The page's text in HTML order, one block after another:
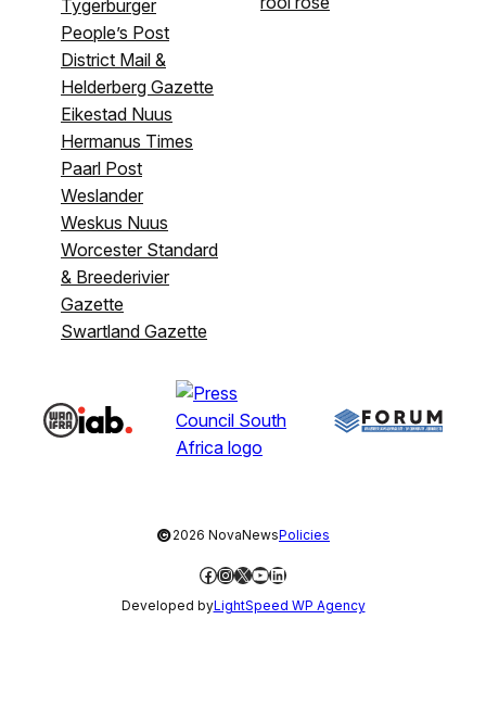
Tygerburger
People’s Post
District Mail &
Helderberg Gazette
Eikestad Nuus
Hermanus Times
Paarl Post
Weslander
Weskus Nuus
Worcester Standard
& Breederivier
Gazette
Swartland Gazette
©2026 NovaNewsPolicies
Facebook
Instagram
X YouTube
LinkedIn
Developed byLightSpeed WP Agency